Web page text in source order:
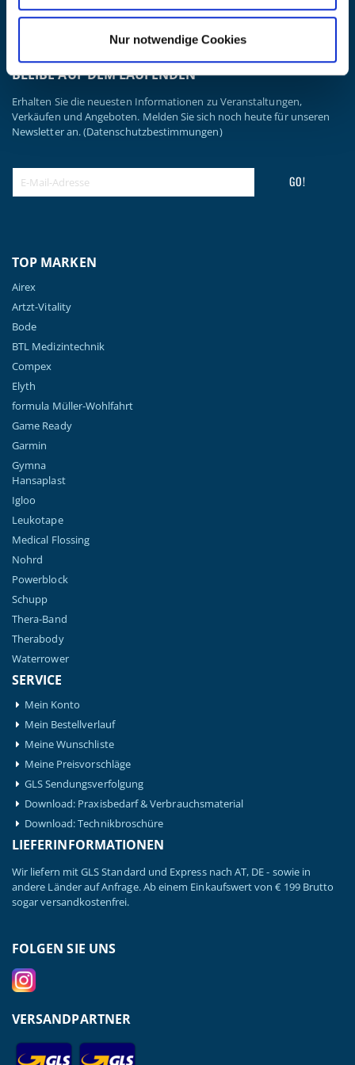
Nur notwendige Cookies
Datenschutzerklärung
Widerrufsbelehrung
BLEIBE AUF DEM LAUFENDEN
Erhalten Sie die neuesten Informationen zu Veranstaltungen,
Verkäufen und Angeboten. Melden Sie sich noch heute für unseren
Newsletter an.(Datenschutzbestimmungen)
GO!
TOP MARKEN
Airex
Artzt-Vitality
Bode
BTL Medizintechnik
Compex
Elyth
formula Müller-Wohlfahrt
Game Ready
Garmin
Gymna
Hansaplast
Igloo
Leukotape
Medical Flossing
Nohrd
Powerblock
Schupp
Thera-Band
Therabody
Waterrower
SERVICE
Mein Konto
Mein Bestellverlauf
Meine Wunschliste
Meine Preisvorschläge
GLS Sendungsverfolgung
Download: Praxisbedarf & Verbrauchsmaterial
Download: Technikbroschüre
LIEFERINFORMATIONEN
Wir liefern mit GLS Standard und Express nach AT, DE - sowie in
andere Länder auf Anfrage. Ab einem Einkaufswert von € 199 Brutto
sogar versandkostenfrei.
FOLGEN SIE UNS
VERSANDPARTNER